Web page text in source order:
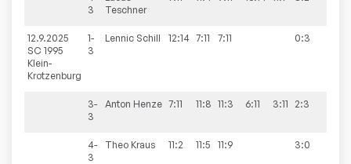
3
Teschner
12.9.2025
SC 1995
Klein-
Krotzenburg
1-
3
Lennic Schill 12:14 7:11 7:11 0:3
3-
3
Anton Henze 7:11 11:8 11:3 6:11 3:11 2:3
4-
3
Theo Kraus 11:2 11:5 11:9 3:0